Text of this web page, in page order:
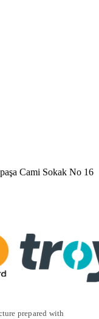
Cami Sokak No 16
prepared with